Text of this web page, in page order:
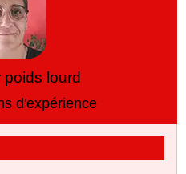
poids lourd
d'expérience